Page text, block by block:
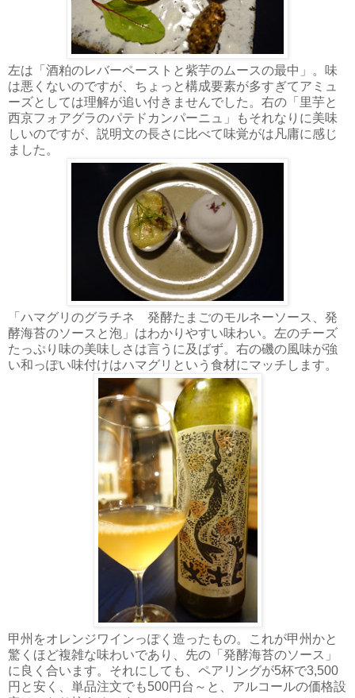
左は「酒粕のレバーペーストと紫芋のムースの最中」。味
は悪くないのですが、ちょっと構成要素が多すぎてアミュ
ーズとしては理解が追い付きませんでした。右の「里芋と
西京フォアグラのパテドカンパーニュ」もそれなりに美味
しいのですが、説明文の長さに比べて味覚がは凡庸に感じ
ました。
「ハマグリのグラチネ 発酵たまごのモルネーソース、発
酵海苔のソースと泡」はわかりやすい味わい。左のチーズ
たっぷり味の美味しさは言うに及ばず。右の磯の風味が強
い和っぽい味付けはハマグリという食材にマッチします。
甲州をオレンジワインっぽく造ったもの。これが甲州かと
驚くほど複雑な味わいであり、先の「発酵海苔のソース」
に良く合います。それにしても、ペアリングが5杯で3,500
円と安く、単品注文でも500円台～と、アルコールの価格設